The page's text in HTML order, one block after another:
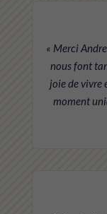
« Merci
nous font
joie de vivre
moment